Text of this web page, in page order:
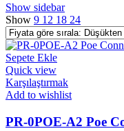
Show sidebar
Show 9 12 18 24
Sepete Ekle
Quick view
Karşılaştırmak
Add to wishlist
PR-0POE-A2 Poe